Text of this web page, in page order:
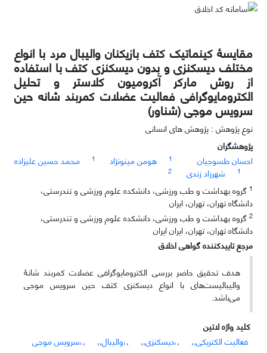
مقایسۀ کینماتیک کتف بازیکنان والیبال مرد با انواع
مختلف دیسکنزی و بدون دیسکنزی کتف با استفاده
از روش مارکر آکرومیون کلاستر و تحلیل
الکترومایوگرافی فعالیت عضلات کمربند شانه حین
سرویس موجی (شناور)
نوع پژوهش : پژوهش های انسانی
پژوهشگران
احسان طسوجیان
1 هومن مینونژاد 1 محمد حسین علیزاده
1 شهرزاد زندی
2
1 گروه بهداشت و طب ورزشی، دانشکده علوم ورزشی و تندرستی،
دانشگاه تهران، تهران، ایران
2 گروه بهداشت و طب ورزشی، دانشکده علوم ورزشی و تندرستی،
دانشگاه تهران، تهران، ایران ایران
مرجع تاییدکننده گواهی اخلاق
هدف تحقیق حاضر بررسی الکترومایوگرافی عضلات کمربند شانۀ
‌والیبالیست‌های با انواع دیسکنزی کتف حین سرویس موجی‌
می‌باشد.
کلید واژه لاتین
فعالیت الکتریکی,,
,،دیسکنزی,, ,،والیبال,,
,،سرویس موجی